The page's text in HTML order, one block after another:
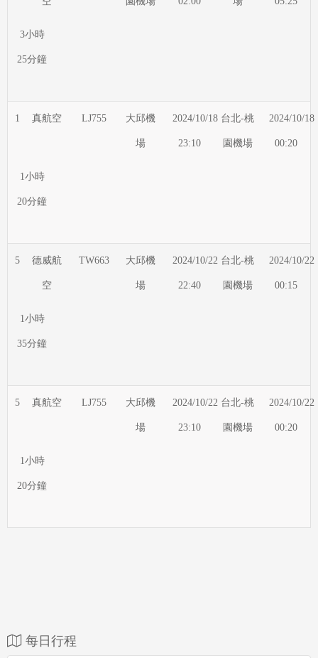
3小時
25分鐘
1 真航空 LJ755 大邱機
場
2024/10/18
23:10
台北-桃
園機場
2024/10/18
00:20
1小時
20分鐘
5 德威航
空
TW663 大邱機
場
2024/10/22
22:40
台北-桃
園機場
2024/10/22
00:15
1小時
35分鐘
5 真航空 LJ755 大邱機
場
2024/10/22
23:10
台北-桃
園機場
2024/10/22
00:20
1小時
20分鐘
每日行程